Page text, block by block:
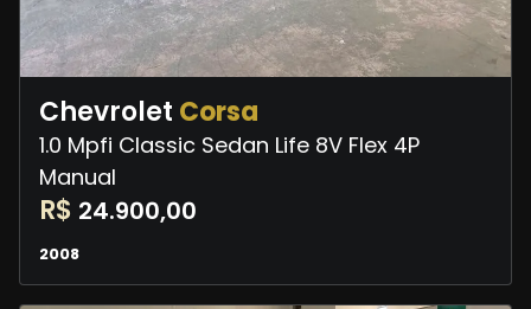
Chevrolet Corsa
1.0 Mpfi Classic Sedan Life 8V Flex 4P
Manual
R$ 24.900,00
2008